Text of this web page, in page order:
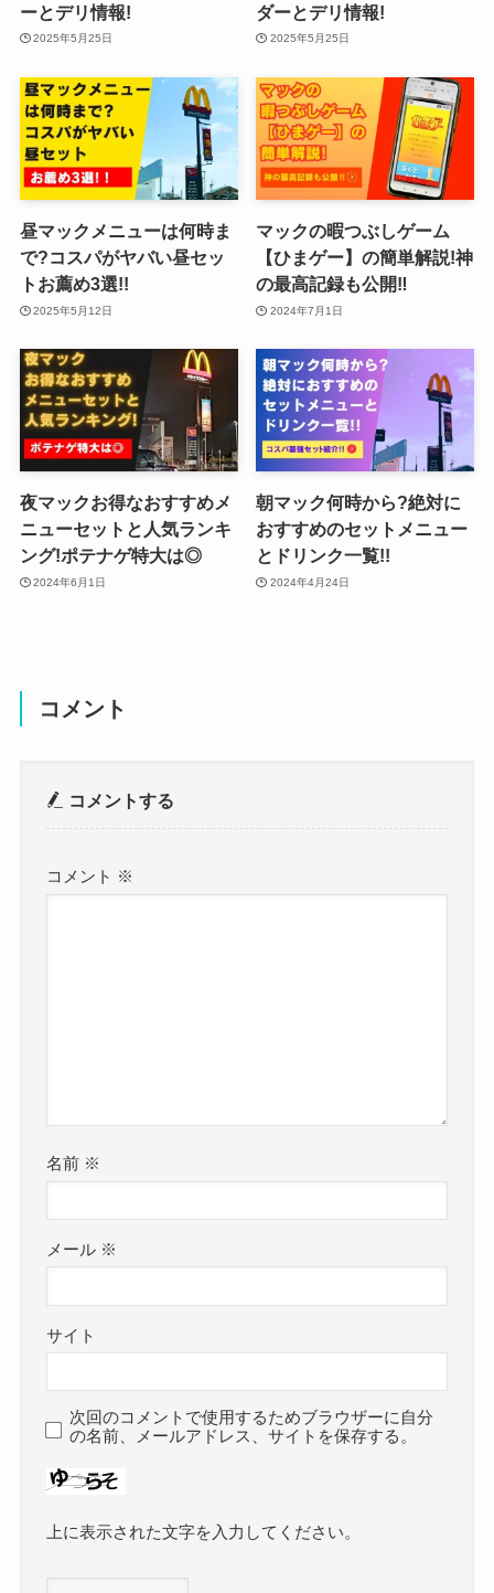
ーとデリ情報!
2025年5月25日
ダーとデリ情報!
2025年5月25日
昼マックメニューは何時ま
で?コスパがヤバい昼セッ
トお薦め3選!!
2025年5月12日
マックの暇つぶしゲーム
【ひまゲー】の簡単解説!神
の最高記録も公開‼️
2024年7月1日
夜マックお得なおすすめメ
ニューセットと人気ランキ
ング!ポテナゲ特大は◎
2024年6月1日
朝マック何時から?絶対に
おすすめのセットメニュー
とドリンク一覧!!
2024年4月24日
コメント
コメントする
コメント ※
名前 ※
メール ※
サイト
次回のコメントで使用するためブラウザーに自分
の名前、メールアドレス、サイトを保存する。
上に表示された文字を入力してください。